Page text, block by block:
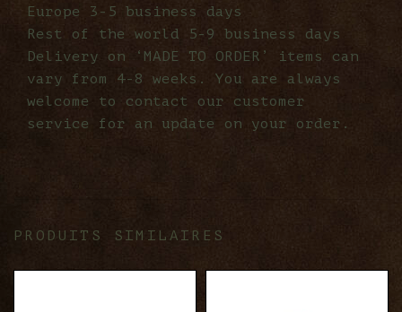
Europe 3-5 business days
Rest of the world 5-9 business days
Delivery on ‘MADE TO ORDER’ items can
vary from 4-8 weeks. You are always
welcome to contact our customer
service for an update on your order.
PRODUITS SIMILAIRES